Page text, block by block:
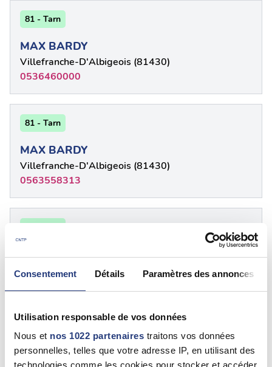
Consentement Détails Paramètres des annonces
Utilisation responsable de vos données
Nous et nos 1022 partenaires traitons vos données
personnelles, telles que votre adresse IP, en utilisant des
technologies comme les cookies pour stocker et accéder
81 - Tarn
MAX BARDY
Villefranche-D'Albigeois (81430)
0536460000
81 - Tarn
MAX BARDY
Villefranche-D'Albigeois (81430)
0563558313
81 - Tarn
Jean-Paul ROBERT
Réalmont (81120)
81 - Tarn
Jean-Pierre CAMPOS